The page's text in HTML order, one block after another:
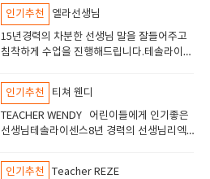
인기추천
엘라선생님
15년경력의 차분한 선생님 말을 잘들어주고
침착하게 수업을 진행해드립니다.테솔라이센
토익 수업도 진행합니다안녕하세요 엘라선생
님을 소개해드립니다
인기추천
티쳐 웬디
TEACHER WENDY 어린이들에게 인기좋은
선생님테솔라이센스8년 경력의 선생님리엑
에서 추천드립니다.
인기추천
Teacher REZE